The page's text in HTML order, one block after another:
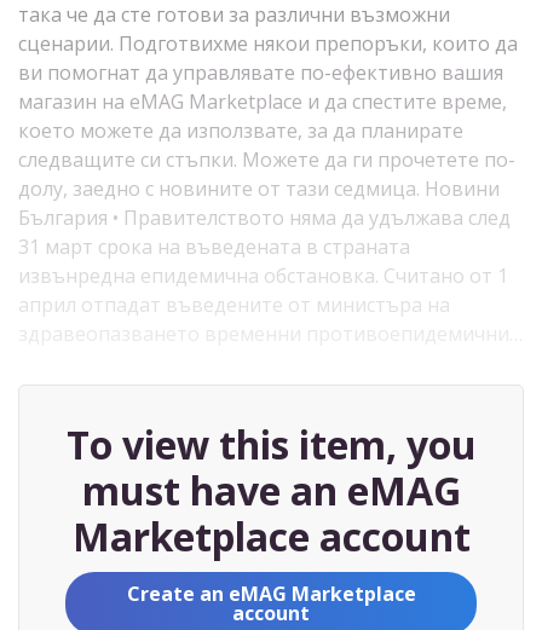
така че да сте готови за различни възможни
сценарии. Подготвихме някои препоръки, които да
ви помогнат да управлявате по-ефективно вашия
магазин на eMAG Marketplace и да спестите време,
което можете да използвате, за да планирате
следващите си стъпки. Можете да ги прочетете по-
долу, заедно с новините от тази седмица. Новини
България • Правителството няма да удължава след
31 март срока на въведената в страната
извънредна епидемична обстановка. Считано от 1
април отпадат въведените от министъра на
здравеопазването временни противоепидемични…
To view this item, you
must have an eMAG
Marketplace account
Create an eMAG Marketplace
account